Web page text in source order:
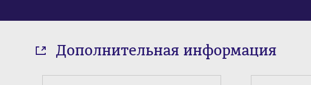
Дополнительная информация